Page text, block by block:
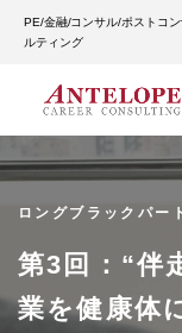
PE/金融/コンサル/ポストコ
ルティング
ロングブラックパー
第3回：“伴
業を健康体